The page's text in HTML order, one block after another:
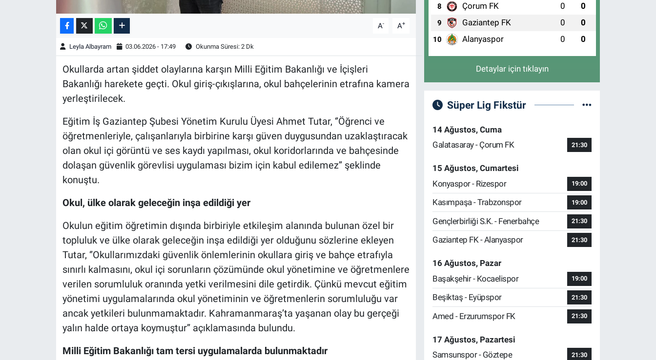
A- A+
Leyla Albayram 03.06.2026 - 17:49 Okunma Süresi: 2 Dk
Okullarda artan şiddet olaylarına karşın Milli Eğitim Bakanlığı ve İçişleri
Bakanlığı harekete geçti. Okul giriş-çıkışlarına, okul bahçelerinin etrafına kamera
yerleştirilecek.
Eğitim İş Gaziantep Şubesi Yönetim Kurulu Üyesi Ahmet Tutar, ‘’Öğrenci ve
öğretmenleriyle, çalışanlarıyla birbirine karşı güven duygusundan uzaklaştıracak
olan okul içi görüntü ve ses kaydı yapılması, okul koridorlarında ve bahçesinde
dolaşan güvenlik görevlisi uygulaması bizim için kabul edilemez’’ şeklinde
konuştu.
Okul, ülke olarak geleceğin inşa edildiği yer
Okulun eğitim öğretimin dışında birbiriyle etkileşim alanında bulunan özel bir
topluluk ve ülke olarak geleceğin inşa edildiği yer olduğunu sözlerine ekleyen
Tutar, ‘’Okullarımızdaki güvenlik önlemlerinin okullara giriş ve bahçe etrafıyla
sınırlı kalmasını, okul içi sorunların çözümünde okul yönetimine ve öğretmenlere
verilen sorumluluk oranında yetki verilmesini dile getirdik. Çünkü mevcut eğitim
yönetimi uygulamalarında okul yönetiminin ve öğretmenlerin sorumluluğu var
ancak yetkileri bulunmamaktadır. Kahramanmaraş’ta yaşanan olay bu gerçeği
yalın halde ortaya koymuştur’’ açıklamasında bulundu.
Milli Eğitim Bakanlığı tam tersi uygulamalarda bulunmaktadır
8 Çorum FK 0 0
9 Gaziantep FK 0 0
10 Alanyaspor 0 0
Detaylar için tıklayın
Süper Lig Fikstür
14 Ağustos, Cuma
Galatasaray - Çorum FK
21:30
15 Ağustos, Cumartesi
Konyaspor - Rizespor
19:00
Kasımpaşa - Trabzonspor 19:00
Gençlerbirliği S.K. - Fenerbahçe 21:30
Gaziantep FK - Alanyaspor 21:30
16 Ağustos, Pazar
Başakşehir - Kocaelispor
19:00
Beşiktaş - Eyüpspor 21:30
Amed - Erzurumspor FK 21:30
17 Ağustos, Pazartesi
Samsunspor - Göztepe
21:30